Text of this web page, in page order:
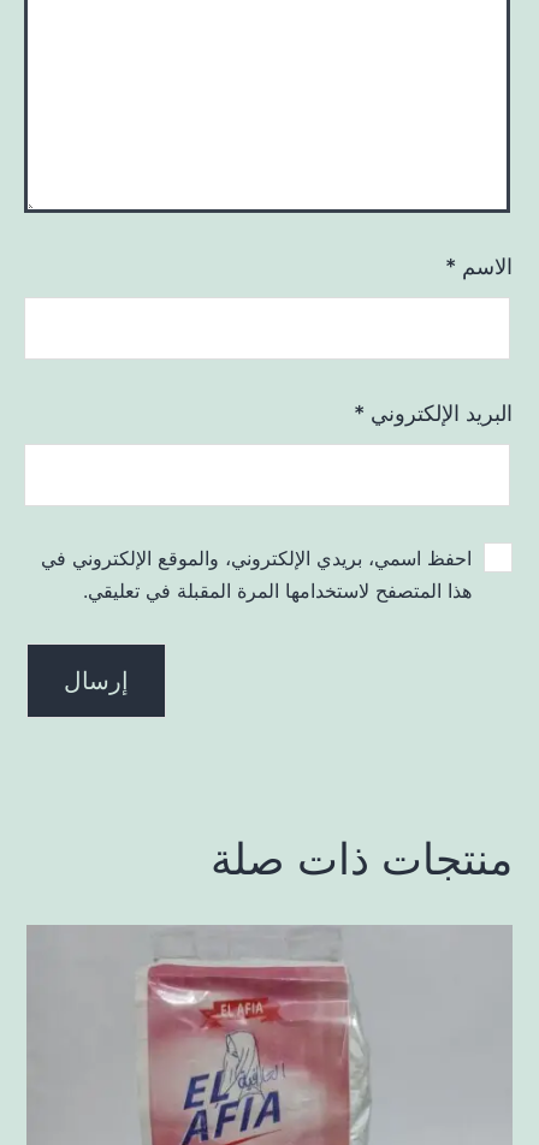
الاسم *
البريد الإلكتروني *
احفظ اسمي، بريدي الإلكتروني، والموقع الإلكتروني في
هذا المتصفح لاستخدامها المرة المقبلة في تعليقي.
منتجات ذات صلة